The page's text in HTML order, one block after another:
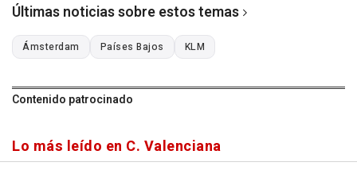
Últimas noticias sobre estos temas
Ámsterdam Países Bajos KLM
Contenido patrocinado
Lo más leído en C. Valenciana